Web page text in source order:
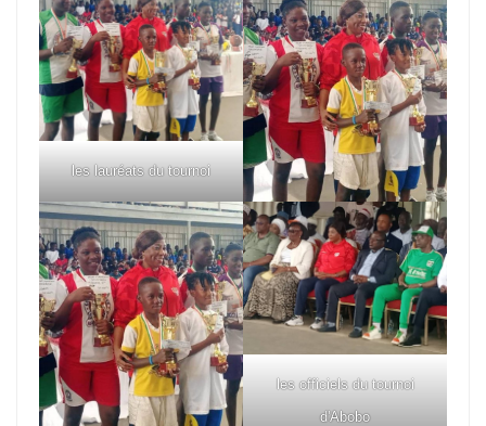
les lauréats du tournoi
les officiels du tournoi
d'Abobo